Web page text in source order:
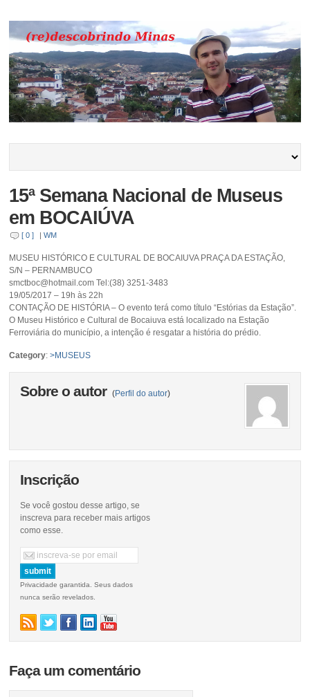
15ª Semana Nacional de Museus
em BOCAIÚVA
[ 0 ] |WM
MUSEU HISTÓRICO E CULTURAL DE BOCAIUVA PRAÇA DA ESTAÇÃO,
S/N – PERNAMBUCO
smctboc@hotmail.com Tel:(38) 3251-3483
19/05/2017 – 19h às 22h
CONTAÇÃO DE HISTÓRIA – O evento terá como título “Estórias da Estação”.
O Museu Histórico e Cultural de Bocaiuva está localizado na Estação
Ferroviária do município, a intenção é resgatar a história do prédio.
Category:>MUSEUS
Sobre o autor (Perfil do autor)
Inscrição
Se você gostou desse artigo, se
inscreva para receber mais artigos
como esse.
Privacidade garantida. Seus dados
nunca serão revelados.
Faça um comentário